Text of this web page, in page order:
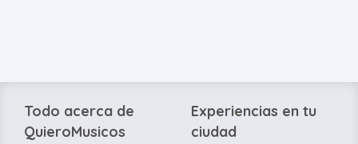
Todo acerca de
QuieroMusicos
Experiencias en tu
ciudad